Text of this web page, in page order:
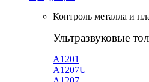
Контроль металла и
Ультразвуковые
A1201
А1207U